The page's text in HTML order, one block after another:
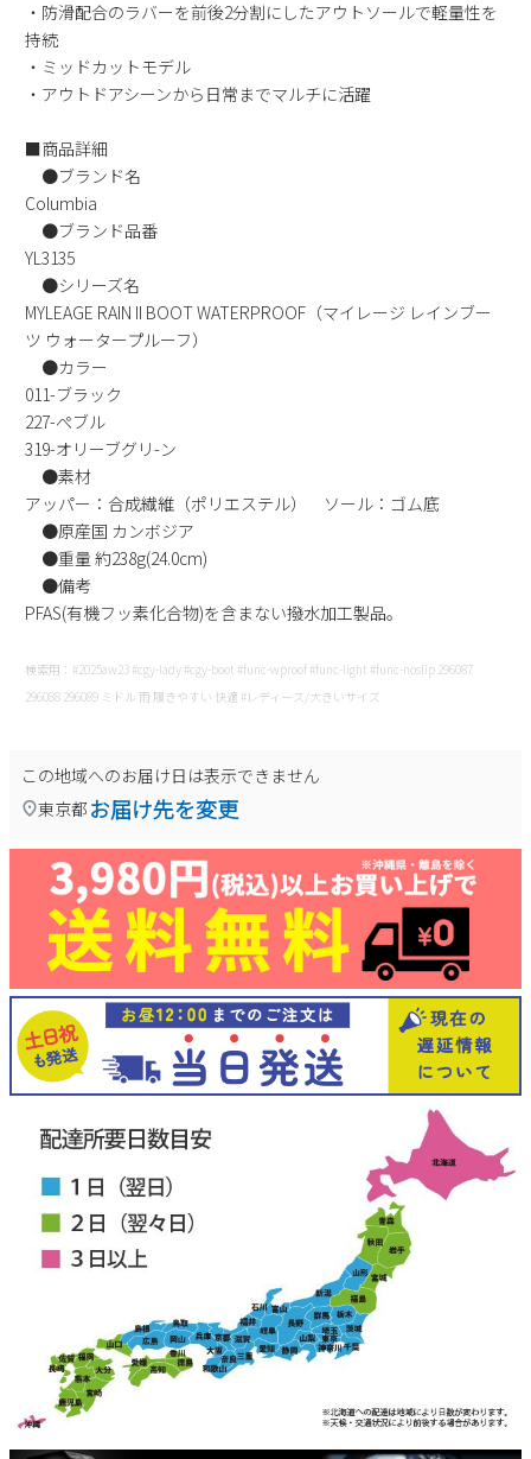
プライバシーポリシー
特定商取引法に基づく表示
お問い合わせ
・防滑配合のラバーを前後2分割にしたアウトソールで軽量性を
持続
・ミッドカットモデル
・アウトドアシーンから日常までマルチに活躍
■商品詳細
●ブランド名
Columbia
●ブランド品番
YL3135
●シリーズ名
MYLEAGE RAIN II BOOT WATERPROOF（マイレージ レインブー
ツ ウォータープルーフ）
●カラー
011-ブラック
227-ぺブル
319-オリーブグリ-ン
●素材
アッパー：合成繊維（ポリエステル） ソール：ゴム底
●原産国 カンボジア
●重量 約238g(24.0cm)
●備考
PFAS(有機フッ素化合物)を含まない撥水加工製品。
検索用：#2025aw23 #cgy-lady #cgy-boot #func-wproof #func-light #func-noslip 296087
296088 296089 ミドル 雨 履きやすい 快適 #レディース/大きいサイズ
この地域へのお届け日は表示できません
東京都 お届け先を変更